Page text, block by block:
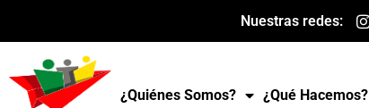
al
contenido
Nuestras redes:
¿Quiénes Somos? ¿Qué Hacemos?